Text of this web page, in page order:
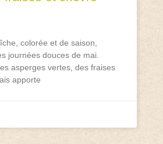
colorée et de saison,
journées douces de mai.
asperges vertes, des fraises
apporte